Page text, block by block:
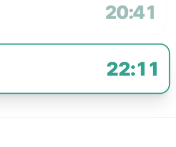
20:41
22:11